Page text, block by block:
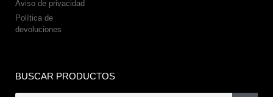
Aviso de privacidad
Política de
devoluciones
BUSCAR PRODUCTOS